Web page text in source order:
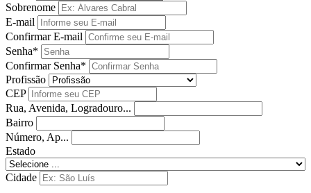
Sobrenome
E-mail
Confirmar E-mail
Senha*
Confirmar Senha*
Profissão
CEP
Rua, Avenida, Logradouro...
Bairro
Número, Ap...
Estado
Cidade